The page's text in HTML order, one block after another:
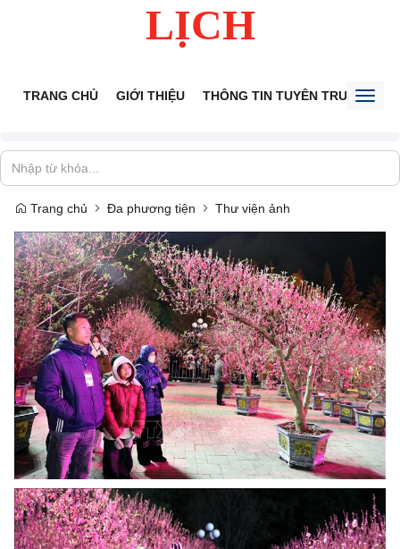
LỊCH
TRANG CHỦ GIỚI THIỆU THÔNG TIN TUYÊN TRUYỀN
Trang chủ Đa phương tiện Thư viện ảnh